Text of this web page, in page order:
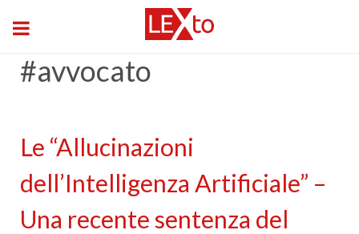
#avvocato
Le “Allucinazioni
dell’Intelligenza Artificiale” –
Una recente sentenza del